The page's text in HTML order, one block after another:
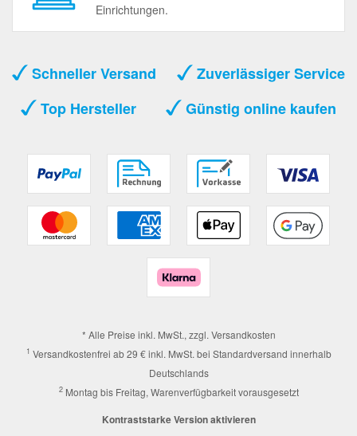
Einrichtungen.
Schneller Versand
Zuverlässiger Service
Top Hersteller
Günstig online kaufen
* Alle Preise inkl. MwSt., zzgl. Versandkosten
1 Versandkostenfrei ab 29 € inkl. MwSt. bei Standardversand innerhalb
Deutschlands
2Montag bis Freitag, Warenverfügbarkeit vorausgesetzt
Kontraststarke Version aktivieren